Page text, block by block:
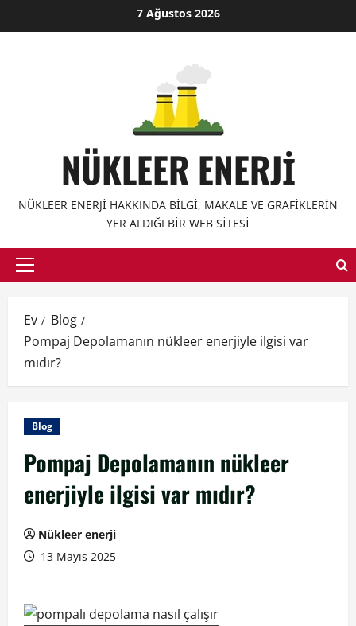
geç
7 Ağustos 2026
NÜKLEER ENERJI
NÜKLEER ENERJI HAKKINDA BILGI, MAKALE VE GRAFIKLERIN
YER ALDIĞI BIR WEB SITESI
Birincil
Ev
Blog
Pompaj Depolamanın nükleer enerjiyle ilgisi var
mıdır?
Blog
Pompaj Depolamanın nükleer
enerjiyle ilgisi var mıdır?
Nükleer enerji
13 Mayıs 2025